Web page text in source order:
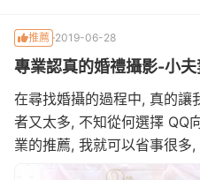
推薦 2019-06-28
專業認真的婚禮攝影-小
在尋找婚攝的過程中, 真的讓
者又太多, 不知從何選擇 QQ
業的推薦, 我就可以省事很多
攝給我們, 一家一家的作品